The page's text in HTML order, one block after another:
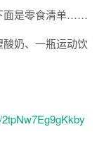
面是零食清单……
奶、一瓶运动饮